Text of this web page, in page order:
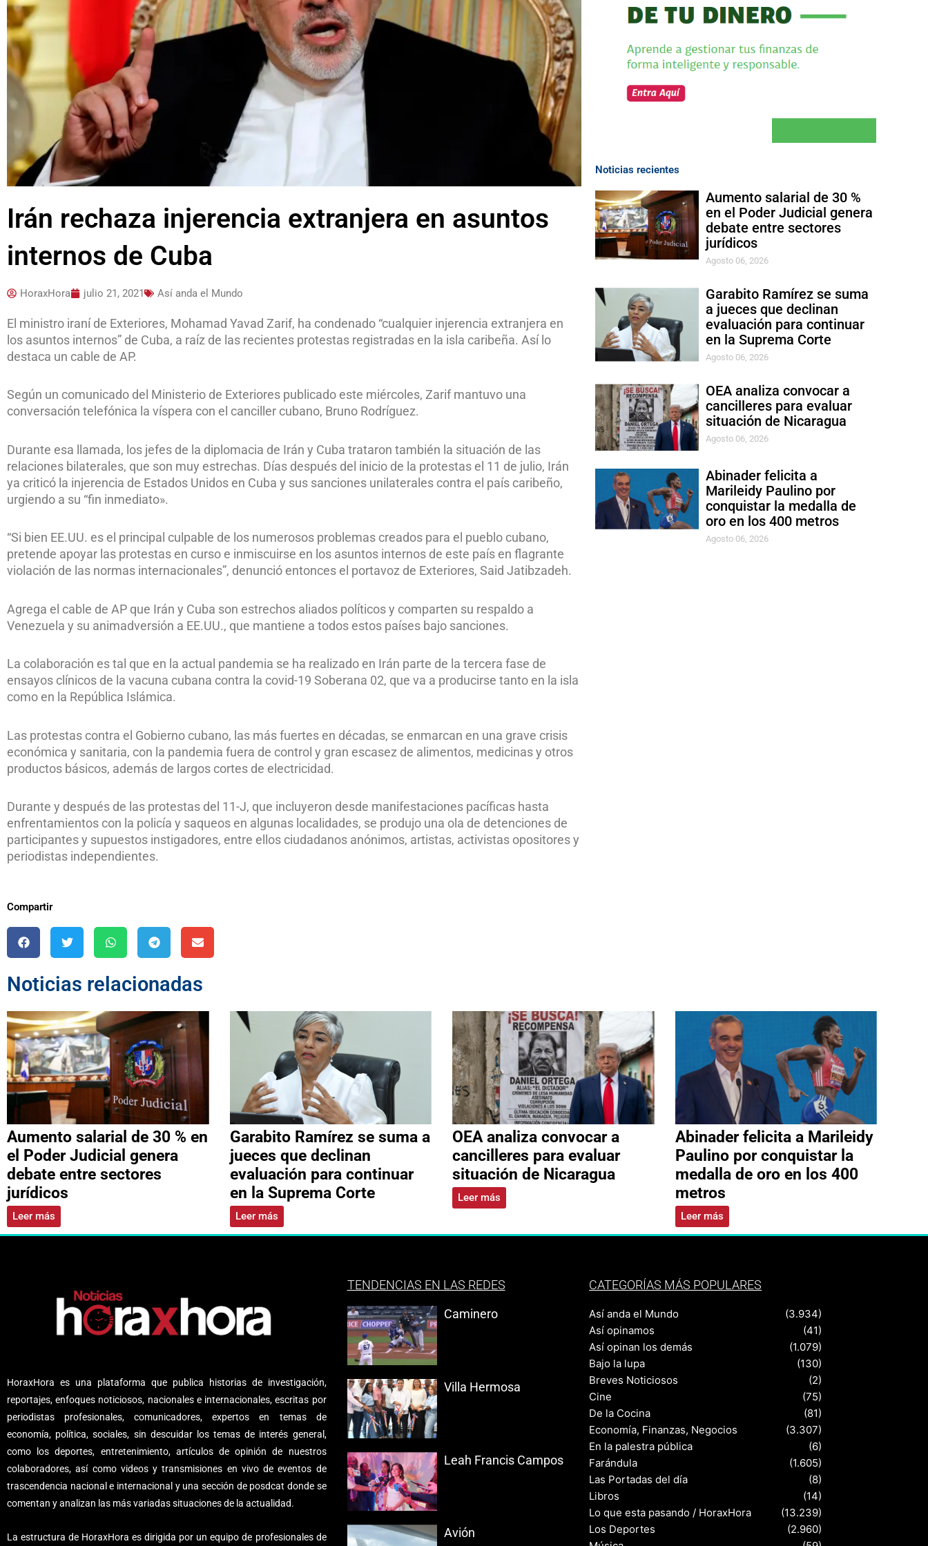
Irán rechaza injerencia extranjera en asuntos
internos de Cuba
HoraxHora julio 21, 2021 Así anda el Mundo
El ministro iraní de Exteriores, Mohamad Yavad Zarif, ha condenado “cualquier injerencia extranjera en
los asuntos internos” de Cuba, a raíz de las recientes protestas registradas en la isla caribeña. Así lo
destaca un cable de AP.
Según un comunicado del Ministerio de Exteriores publicado este miércoles, Zarif mantuvo una
conversación telefónica la víspera con el canciller cubano, Bruno Rodríguez.
Durante esa llamada, los jefes de la diplomacia de Irán y Cuba trataron también la situación de las
relaciones bilaterales, que son muy estrechas. Días después del inicio de la protestas el 11 de julio, Irán
ya criticó la injerencia de Estados Unidos en Cuba y sus sanciones unilaterales contra el país caribeño,
urgiendo a su “fin inmediato».
“Si bien EE.UU. es el principal culpable de los numerosos problemas creados para el pueblo cubano,
pretende apoyar las protestas en curso e inmiscuirse en los asuntos internos de este país en flagrante
violación de las normas internacionales”, denunció entonces el portavoz de Exteriores, Said Jatibzadeh.
Agrega el cable de AP que Irán y Cuba son estrechos aliados políticos y comparten su respaldo a
Venezuela y su animadversión a EE.UU., que mantiene a todos estos países bajo sanciones.
La colaboración es tal que en la actual pandemia se ha realizado en Irán parte de la tercera fase de
ensayos clínicos de la vacuna cubana contra la covid-19 Soberana 02, que va a producirse tanto en la isla
como en la República Islámica.
Las protestas contra el Gobierno cubano, las más fuertes en décadas, se enmarcan en una grave crisis
económica y sanitaria, con la pandemia fuera de control y gran escasez de alimentos, medicinas y otros
productos básicos, además de largos cortes de electricidad.
Durante y después de las protestas del 11-J, que incluyeron desde manifestaciones pacíficas hasta
enfrentamientos con la policía y saqueos en algunas localidades, se produjo una ola de detenciones de
participantes y supuestos instigadores, entre ellos ciudadanos anónimos, artistas, activistas opositores y
periodistas independientes.
Compartir
Noticias recientes
Aumento salarial de 30 %
en el Poder Judicial genera
debate entre sectores
jurídicos
Agosto 06, 2026
Garabito Ramírez se suma
a jueces que declinan
evaluación para continuar
en la Suprema Corte
Agosto 06, 2026
OEA analiza convocar a
cancilleres para evaluar
situación de Nicaragua
Agosto 06, 2026
Abinader felicita a
Marileidy Paulino por
conquistar la medalla de
oro en los 400 metros
Agosto 06, 2026
Noticias relacionadas
Aumento salarial de 30 % en
el Poder Judicial genera
debate entre sectores
jurídicos
Leer más
Garabito Ramírez se suma a
jueces que declinan
evaluación para continuar
en la Suprema Corte
Leer más
OEA analiza convocar a
cancilleres para evaluar
situación de Nicaragua
Leer más
Abinader felicita a Marileidy
Paulino por conquistar la
medalla de oro en los 400
metros
Leer más
HoraxHora es una plataforma que publica historias de investigación,
reportajes, enfoques noticiosos, nacionales e internacionales, escritas por
periodistas profesionales, comunicadores, expertos en temas de
economía, política, sociales, sin descuidar los temas de interés general,
como los deportes, entretenimiento, artículos de opinión de nuestros
colaboradores, así como videos y transmisiones en vivo de eventos de
trascendencia nacional e internacional y una sección de posdcat donde se
comentan y analizan las más variadas situaciones de la actualidad.
La estructura de HoraxHora es dirigida por un equipo de profesionales de
TENDENCIAS EN LAS REDES
Caminero
Villa Hermosa
Leah Francis Campos
Avión
CATEGORÍAS MÁS POPULARES
Así anda el Mundo
(3.934)
Así opinamos
(41)
Así opinan los demás
(1.079)
Bajo la lupa
(130)
Breves Noticiosos
(2)
Cine
(75)
De la Cocina
(81)
Economía, Finanzas, Negocios
(3.307)
En la palestra pública
(6)
Farándula
(1.605)
Las Portadas del día
(8)
Libros
(14)
Lo que esta pasando / HoraxHora
(13.239)
Los Deportes
(2.960)